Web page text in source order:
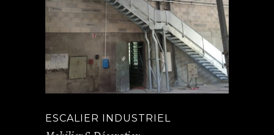
ESCALIER INDUSTRIEL